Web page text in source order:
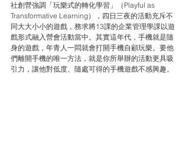
社創營強調「玩樂式的轉化學習」（Playful as
Transformative Learning），四日三夜的活動充斥不
同大大小小的遊戲，務求將13課的企業管理學課以遊
戲形式融入營會活動當中。其實這年代，手機就是隨
身的遊戲，年青人一悶就會打開手機自顧玩樂。要他
們離開手機的唯一方法，就是你所舉辦的活動更具吸
引力，讓他對低度、隨處可得的手機遊戲不感興趣。